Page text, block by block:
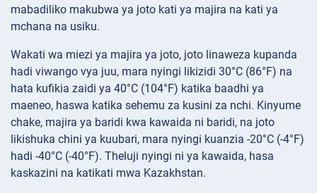
mabadiliko makubwa ya joto kati ya majira na kati ya
mchana na usiku.
Wakati wa miezi ya majira ya joto, joto linaweza kupanda
hadi viwango vya juu, mara nyingi likizidi 30°C (86°F) na
hata kufikia zaidi ya 40°C (104°F) katika baadhi ya
maeneo, haswa katika sehemu za kusini za nchi. Kinyume
chake, majira ya baridi kwa kawaida ni baridi, na joto
likishuka chini ya kuubari, mara nyingi kuanzia -20°C (-4°F)
hadi -40°C (-40°F). Theluji nyingi ni ya kawaida, hasa
kaskazini na katikati mwa Kazakhstan.